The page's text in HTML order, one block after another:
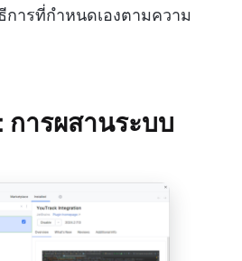
การที่กำหนดเองตามความ
ารผสานระบบ